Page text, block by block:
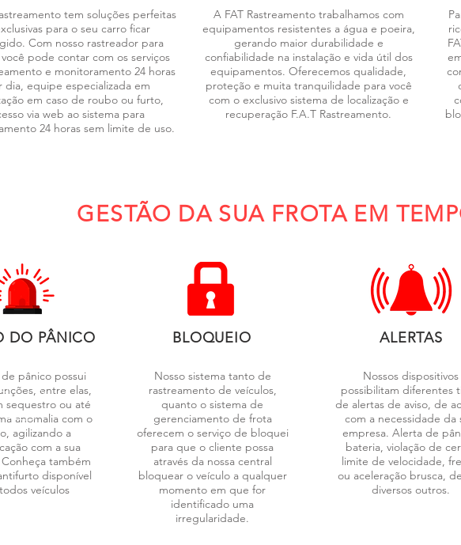
tem soluções perfeitas
para o seu carro ficar
Com nosso rastreador para
pode contar com os serviços
e monitoramento 24 horas
dia, equipe especializada em
em caso de roubo ou furto,
via web ao sistema para
24 horas sem limite de uso.
A FAT Rastreamento trabalhamos com
equipamentos resistentes a água e poeira,
gerando maior durabilidade e
confiabilidade na instalação e vida útil dos
equipamentos. Oferecemos qualidade,
proteção e muita tranquilidade para você
com o exclusivo sistema de localização e
recuperação F.A.T Rastreamento.
GESTÃO DA SUA FROTA EM
DO PÂNICO
pânico possui
entre elas,
sequestro ou até
anomalia com o
agilizando a
com a sua
também
disponível
veículos
BLOQUEIO ALERTAS
Nosso sistema tanto de
rastreamento de veículos,
quanto o sistema de
gerenciamento de frota
oferecem o serviço de bloquei
para que o cliente possa
através da nossa central
bloquear o veículo a qualquer
momento em que for
identificado uma
irregularidade.
Nossos dispositivos
possibilitam diferentes
de alertas de aviso, de
com a necessidade da
empresa. Alerta de
bateria, violação de
limite de velocidade,
ou aceleração brusca,
diversos outros.